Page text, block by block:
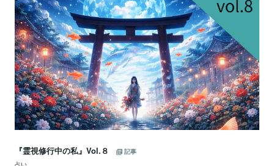
『霊視修行中の私』Vol.８
記事
占い